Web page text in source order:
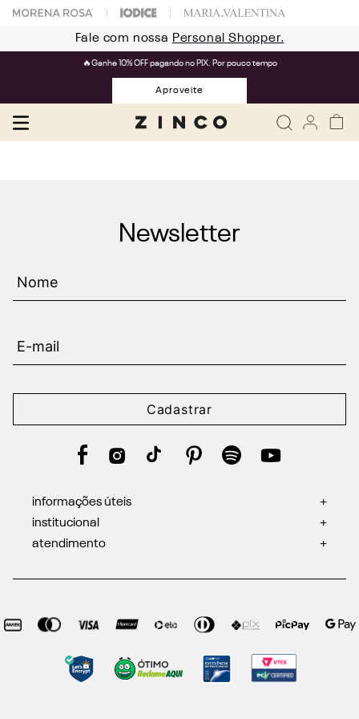
Fale com nossa Personal Shopper.
🔥Ganhe 10% OFF pagando no PIX. Por pouco tempo
Aproveite
Newsletter
Cadastrar
informações úteis
+
institucional
+
atendimento
+